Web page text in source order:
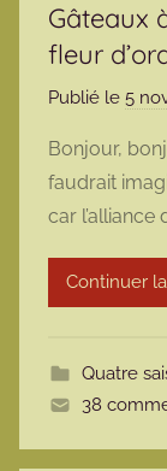
Gâteaux
fleur
Publié le 5
Bonjour,
faudrait
car l’alliance
Continuer
Quatre
38